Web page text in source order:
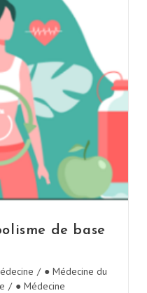
de base
/ ● Médecine du
/ ● Médecine